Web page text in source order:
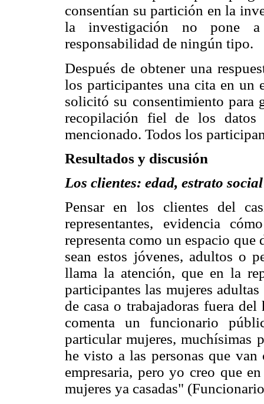
consentían su partición en la
la investigación no pone
responsabilidad de ningún tipo.
Después de obtener una
los participantes una cita en un
solicitó su consentimiento para
recopilación fiel de los datos
mencionado. Todos los
Resultados y discusión
Los clientes: edad, estrato
Pensar en los clientes del
representantes, evidencia
representa como un espacio
sean estos jóvenes, adultos o
llama la atención, que en la
participantes las mujeres
de casa o trabajadoras fuera
comenta un funcionario
particular mujeres, muchísimas
he visto a las personas que
empresaria, pero yo creo que
mujeres ya casadas"